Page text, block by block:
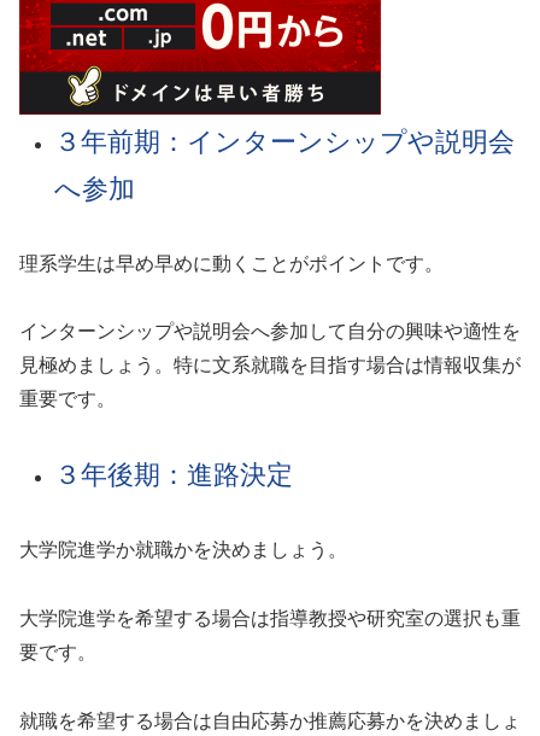
３年前期：インターンシップや説明会
へ参加
理系学生は早め早めに動くことがポイントです。
インターンシップや説明会へ参加して自分の興味や適性を
見極めましょう。特に文系就職を目指す場合は情報収集が
重要です。
３年後期：進路決定
大学院進学か就職かを決めましょう。
大学院進学を希望する場合は指導教授や研究室の選択も重
要です。
就職を希望する場合は自由応募か推薦応募かを決めましょ